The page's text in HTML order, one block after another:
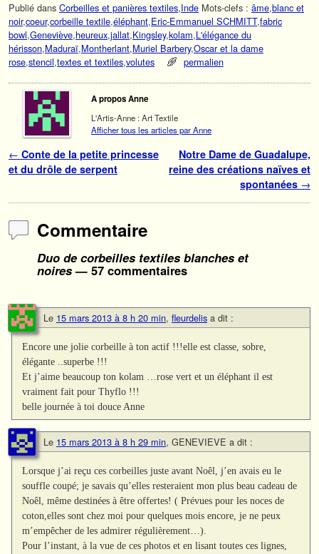
Publié dans Corbeilles et panières textiles,Inde Mots-clefs : âme,blanc et
noir,coeur,corbeille textile,éléphant,Eric-Emmanuel SCHMITT,fabric
bowl,Geneviève,heureux,jallat,Kingsley,kolam,L'élégance du
hérisson,Maduraï,Montherlant,Muriel Barbery,Oscar et la dame
rose,stencil,textes et textiles,volutes permalien
A propos Anne
L'Artis-Anne : Art Textile
Afficher tous les articles par Anne
Navigation des articles
← Conte de la petite princesse
et du drôle de serpent
Notre Dame de Guadalupe,
reine des créations naïves et
spontanées →
Commentaire
Duo de corbeilles textiles blanches et
noires— 57 commentaires
Le 15 mars 2013 à 8 h 20 min, fleurdelis a dit :
Encore une jolie corbeille à ton actif !!!elle est classe, sobre,
élégante ..superbe !!!
Et j’aime beaucoup ton kolam …rose vert et un éléphant il est
vraiment fait pour Thyflo !!!
belle journée à toi douce Anne
Le 15 mars 2013 à 8 h 29 min, GENEVIEVE a dit :
Lorsque j’ai reçu ces corbeilles juste avant Noêl, j’en avais eu le
souffle coupé; je savais qu’elles resteraient mon plus beau cadeau de
Noêl, même destinées à être offertes! ( Prévues pour les noces de
coton,elles sont chez moi pour quelques mois encore, je ne peux
m’empêcher de les admirer régulièrement…).
Pour l’instant, à la vue de ces photos et en lisant toutes ces lignes,